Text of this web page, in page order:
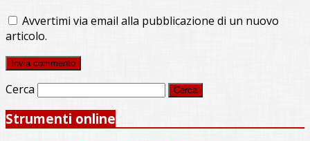
Avvertimi via email alla pubblicazione di un nuovo
articolo.
Cerca
Strumenti online